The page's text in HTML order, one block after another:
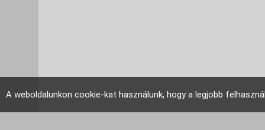
A weboldalunkon cookie-kat használunk, hogy a legjobb